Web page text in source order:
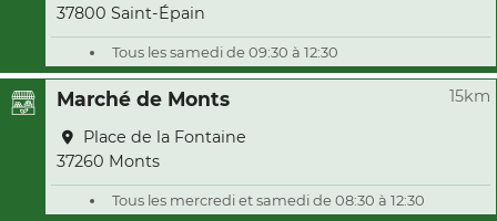
37800 Saint-Épain
Tous les samedi de 09:30 à 12:30
Marché de Monts 15km
Place de la Fontaine
37260 Monts
Tous les mercredi et samedi de 08:30 à 12:30